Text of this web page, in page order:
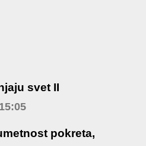
svet II
pokreta,